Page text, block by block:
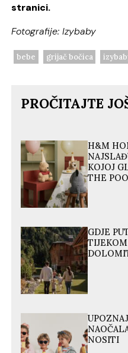
stranici.
Fotografije: Izybaby
bebe grijač bočica
PROČITAJTE
H&M
KOJOJ
THE
GDJE
NOSITI